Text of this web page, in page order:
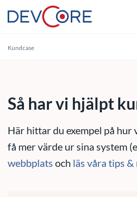
"Kundcase
Så har vi hjälpt
Här hittar du exempel på
få mer värde ur sina system
webbplats och läs våra tips